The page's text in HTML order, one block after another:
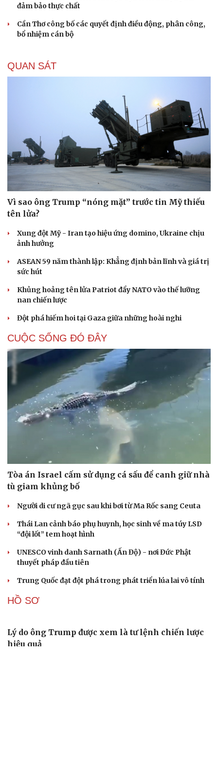
Giảm thủ tục và điều kiện phải đi kèm các công cụ
quản lý thay thế đủ mạnh
Nghị quyết 10/NQ-TW: Việt Nam thể hiện cam kết mạnh
mẽ với cộng đồng nhà đầu tư
Chương trình hành động của Chính phủ về đổi mới mô
hình phát triển đất nước
Cắt giảm, đơn giản hóa thủ tục dựa trên dữ liệu phải
đảm bảo thực chất
Cần Thơ công bố các quyết định điều động, phân công,
bổ nhiệm cán bộ
QUAN SÁT
Vì sao ông Trump “nóng mặt” trước tin Mỹ thiếu
tên lửa?
Xung đột Mỹ - Iran tạo hiệu ứng domino, Ukraine chịu
ASEAN 59 năm thành lập: Khẳng định bản lĩnh và giá trị
sức hút
nan chiến lược
Đột phá hiếm hoi tại Gaza giữa những hoài nghi
CUỘC SỐNG ĐÓ ĐÂY